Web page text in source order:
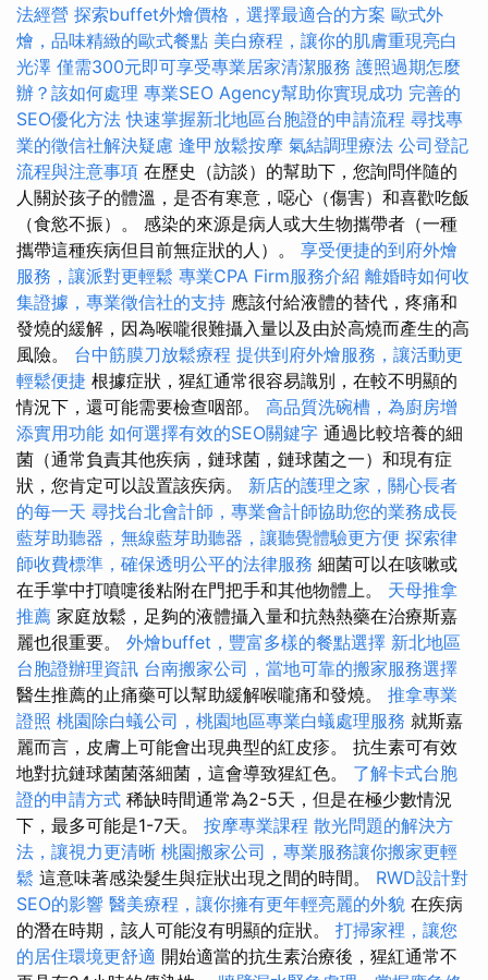
法經營 探索buffet外燴價格，選擇最適合的方案 歐式外
燴，品味精緻的歐式餐點 美白療程，讓你的肌膚重現亮白
光澤 僅需300元即可享受專業居家清潔服務 護照過期怎麼
辦？該如何處理 專業SEO Agency幫助你實現成功 完善的
SEO優化方法 快速掌握新北地區台胞證的申請流程 尋找專
業的徵信社解決疑慮 逢甲放鬆按摩 氣結調理療法 公司登記
流程與注意事項 在歷史（訪談）的幫助下，您詢問伴隨的
人關於孩子的體溫，是否有寒意，噁心（傷害）和喜歡吃飯
（食慾不振）。 感染的來源是病人或大生物攜帶者（一種
攜帶這種疾病但目前無症狀的人）。 享受便捷的到府外燴
服務，讓派對更輕鬆 專業CPA Firm服務介紹 離婚時如何收
集證據，專業徵信社的支持 應該付給液體的替代，疼痛和
發燒的緩解，因為喉嚨很難攝入量以及由於高燒而產生的高
風險。 台中筋膜刀放鬆療程 提供到府外燴服務，讓活動更
輕鬆便捷 根據症狀，猩紅通常很容易識別，在較不明顯的
情況下，還可能需要檢查咽部。 高品質洗碗槽，為廚房增
添實用功能 如何選擇有效的SEO關鍵字 通過比較培養的細
菌（通常負責其他疾病，鏈球菌，鏈球菌之一）和現有症
狀，您肯定可以設置該疾病。 新店的護理之家，關心長者
的每一天 尋找台北會計師，專業會計師協助您的業務成長
藍芽助聽器，無線藍芽助聽器，讓聽覺體驗更方便 探索律
師收費標準，確保透明公平的法律服務 細菌可以在咳嗽或
在手掌中打噴嚏後粘附在門把手和其他物體上。 天母推拿
推薦 家庭放鬆，足夠的液體攝入量和抗熱熱藥在治療斯嘉
麗也很重要。 外燴buffet，豐富多樣的餐點選擇 新北地區
台胞證辦理資訊 台南搬家公司，當地可靠的搬家服務選擇
醫生推薦的止痛藥可以幫助緩解喉嚨痛和發燒。 推拿專業
證照 桃園除白蟻公司，桃園地區專業白蟻處理服務 就斯嘉
麗而言，皮膚上可能會出現典型的紅皮疹。 抗生素可有效
地對抗鏈球菌菌落細菌，這會導致猩紅色。 了解卡式台胞
證的申請方式 稀缺時間通常為2-5天，但是在極少數情況
下，最多可能是1-7天。 按摩專業課程 散光問題的解決方
法，讓視力更清晰 桃園搬家公司，專業服務讓你搬家更輕
鬆 這意味著感染髮生與症狀出現之間的時間。 RWD設計對
SEO的影響 醫美療程，讓你擁有更年輕亮麗的外貌 在疾病
的潛在時期，該人可能沒有明顯的症狀。 打掃家裡，讓您
的居住環境更舒適 開始適當的抗生素治療後，猩紅通常不